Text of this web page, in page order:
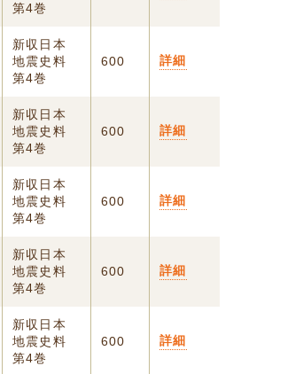
第4巻
新収日本
地震史料
第4巻
600 詳細
新収日本
地震史料
第4巻
600 詳細
新収日本
地震史料
第4巻
600 詳細
新収日本
地震史料
第4巻
600 詳細
新収日本
地震史料
第4巻
600 詳細